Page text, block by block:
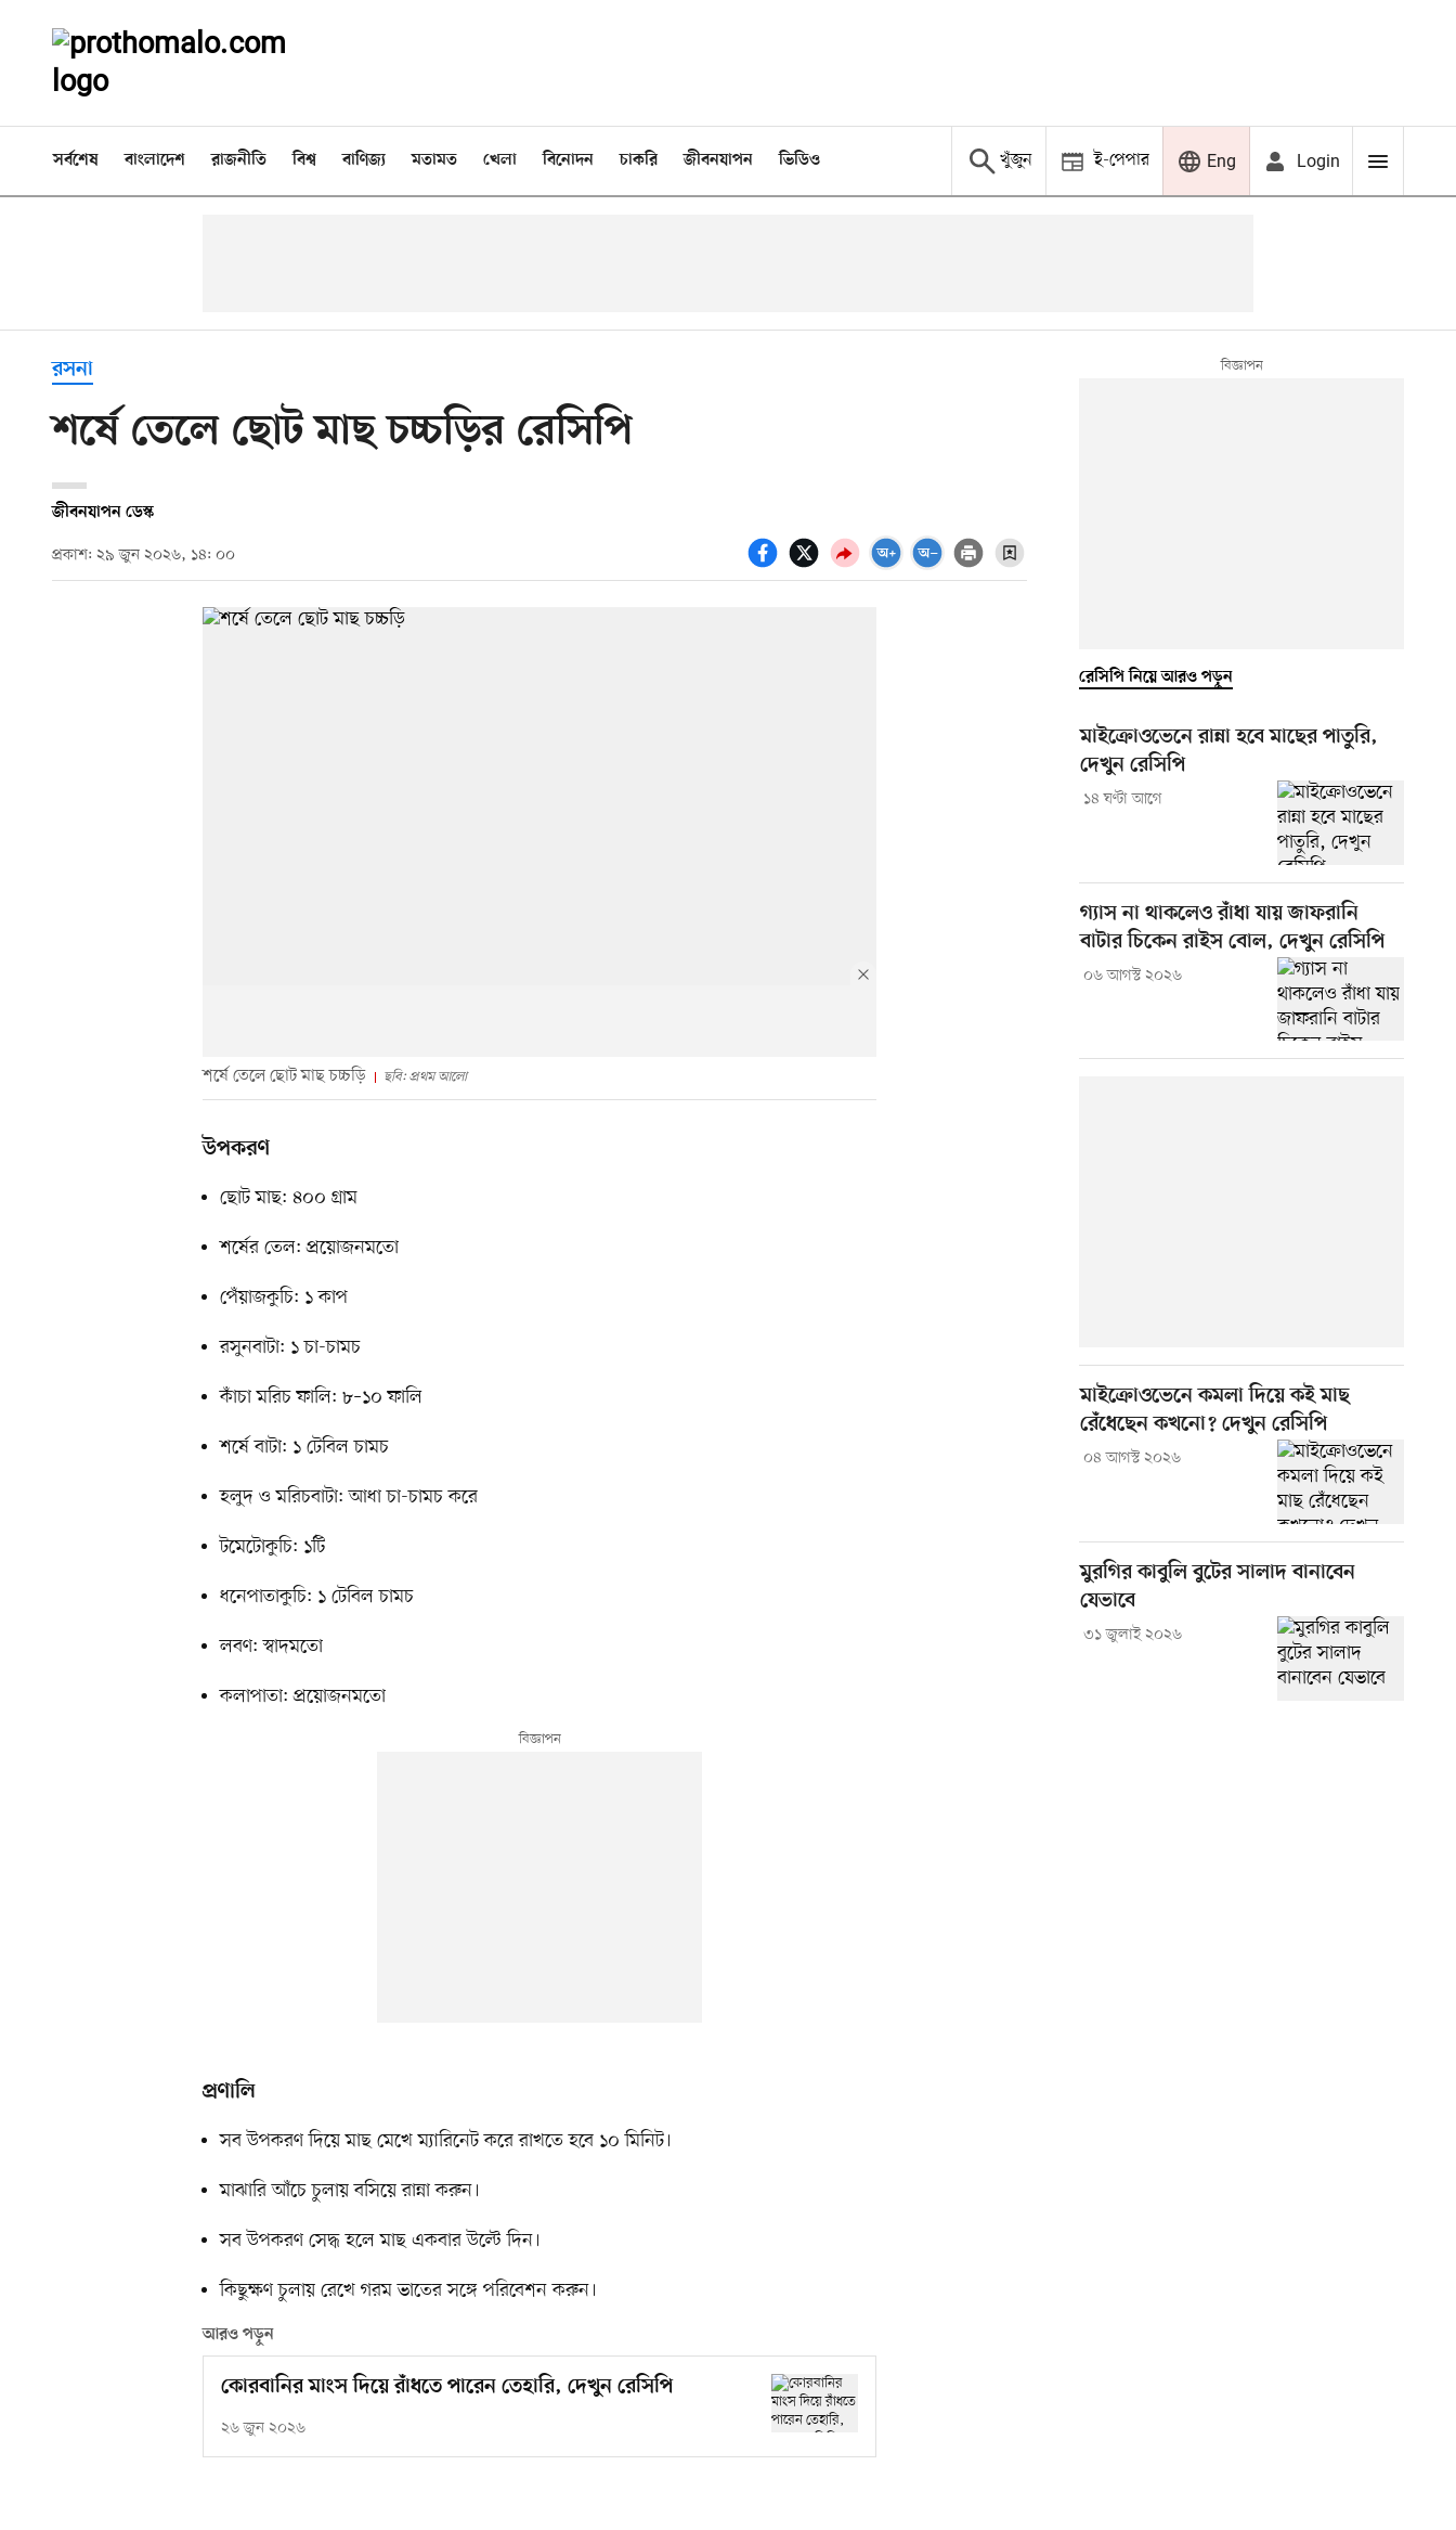
সর্বশেষ বাংলাদেশ রাজনীতি বিশ্ব বাণিজ্য মতামত খেলা বিনোদন চাকরি জীবনযাপন ভিডিও খুঁজুন ই-পেপার Eng Login
রসনা
শর্ষে তেলে ছোট মাছ চচ্চড়ির রেসিপি
জীবনযাপন ডেস্ক
প্রকাশ: ২৯ জুন ২০২৬, ১৪: ০০
শর্ষে তেলে ছোট মাছ চচ্চড়ি ছবি: প্রথম আলো
উপকরণ
ছোট মাছ: ৪০০ গ্রাম
শর্ষের তেল: প্রয়োজনমতো
পেঁয়াজকুচি: ১ কাপ
রসুনবাটা: ১ চা-চামচ
কাঁচা মরিচ ফালি: ৮–১০ ফালি
শর্ষে বাটা: ১ টেবিল চামচ
হলুদ ও মরিচবাটা: আধা চা-চামচ করে
টমেটোকুচি: ১টি
ধনেপাতাকুচি: ১ টেবিল চামচ
লবণ: স্বাদমতো
কলাপাতা: প্রয়োজনমতো
প্রণালি
সব উপকরণ দিয়ে মাছ মেখে ম্যারিনেট করে রাখতে হবে ১০ মিনিট।
মাঝারি আঁচে চুলায় বসিয়ে রান্না করুন।
সব উপকরণ সেদ্ধ হলে মাছ একবার উল্টে দিন।
কিছুক্ষণ চুলায় রেখে গরম ভাতের সঙ্গে পরিবেশন করুন।
আরও পড়ুন
কোরবানির মাংস দিয়ে রাঁধতে পারেন তেহারি, দেখুন রেসিপি
২৬ জুন ২০২৬
রেসিপি নিয়ে আরও পড়ুন
মাইক্রোওভেনে রান্না হবে মাছের পাতুরি,
দেখুন রেসিপি
১৪ ঘণ্টা আগে
গ্যাস না থাকলেও রাঁধা যায় জাফরানি
বাটার চিকেন রাইস বোল, দেখুন রেসিপি
০৬ আগস্ট ২০২৬
মাইক্রোওভেনে কমলা দিয়ে কই মাছ
রেঁধেছেন কখনো? দেখুন রেসিপি
০৪ আগস্ট ২০২৬
মুরগির কাবুলি বুটের সালাদ বানাবেন
যেভাবে
৩১ জুলাই ২০২৬